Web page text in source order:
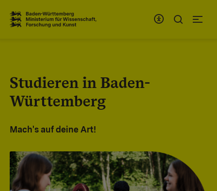
Studieren in Baden-
Württemberg
Mach's auf deine Art!